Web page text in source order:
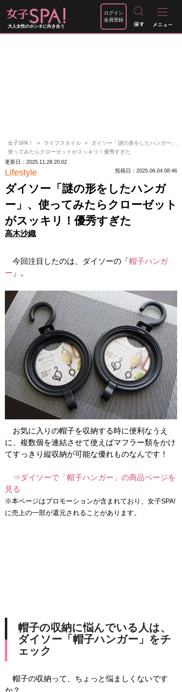
大人女性のホンネに向き合う
ログイン
会員登録
女子SPA！ ライフスタイル
ダイソー「謎の形をしたハンガー」、
使ってみたらクローゼットがスッキリ！優秀すぎた
更新日：2025.11.28 20:02
Lifestyle 投稿日：2025.06.04 08:46
ダイソー「謎の形をしたハンガ
ー」、使ってみたらクローゼット
がスッキリ！優秀すぎた
高木沙織
今回注目したのは、ダイソーの「 帽子ハンガ
ー 」。
お気に入りの帽子を収納する時に便利なうえ
に、複数個を連結させて使えばマフラー類をかけ
てすっきり縦収納が可能な優れものなんです！
⇒ダイソーで「帽子ハンガー」の商品ページを
見る
※本ページはプロモーションが含まれており、女子SPA!
に売上の一部が還元されることがあります。
帽子の収納に悩んでいる人は、
ダイソー「帽子ハンガー」をチ
ェック
帽子の収納って、ちょっと悩ましくないです
か？